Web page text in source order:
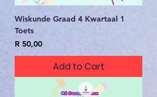
Wiskunde Graad 4 Kwartaal 1
Toets
Price
R 50,00
Add to Cart